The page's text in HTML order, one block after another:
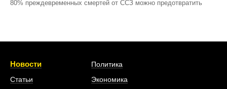
80% преждевременных смертей от ССЗ можно предотвратить
Новости
Статьи
Политика
Экономика